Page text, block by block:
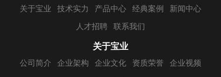
关于宝业 技术实力 产品中心 经典案例 新闻中心
人才招聘 联系我们
关于宝业
公司简介 企业架构 企业文化 资质荣誉 企业视频